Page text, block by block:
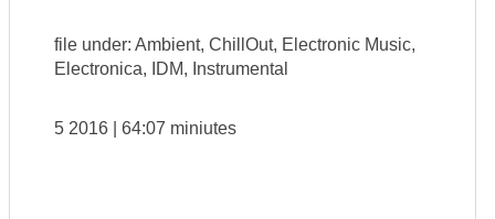
file under: Ambient, ChillOut, Electronic Music,
Electronica, IDM, Instrumental
5 2016 | 64:07 miniutes